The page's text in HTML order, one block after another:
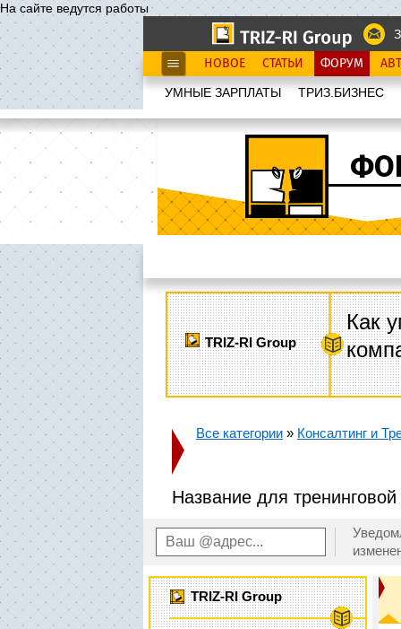
На сайте ведутся работы
НОВОЕ СТАТЬИ ФОРУМ
УМНЫЕ ЗАРПЛАТЫ ТРИЗ.БИЗНЕС
TRIZ-RI Group
Как
Все категории » Консалтинг и
Название для
TRIZ-RI Group